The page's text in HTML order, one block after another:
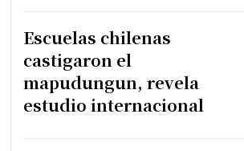
Escuelas chilenas
castigaron el
mapudungun, revela
estudio internacional